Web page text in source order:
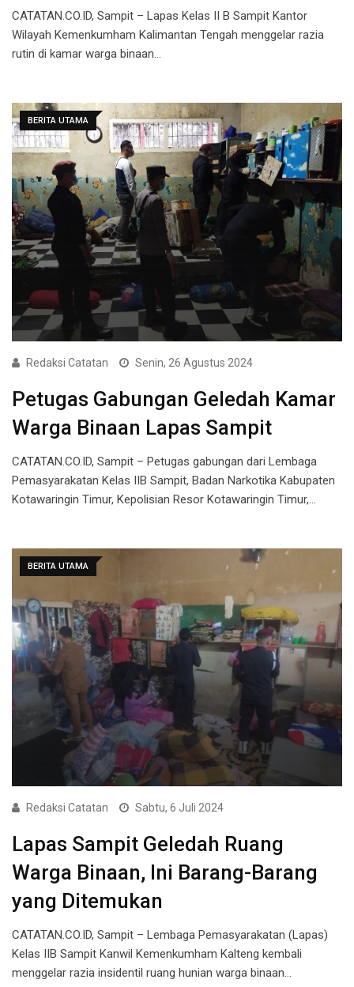
CATATAN.CO.ID, Sampit – Lapas Kelas II B Sampit Kantor
Wilayah Kemenkumham Kalimantan Tengah menggelar razia
rutin di kamar warga binaan…
BERITA UTAMA
Redaksi Catatan Senin, 26 Agustus 2024
Petugas Gabungan Geledah Kamar
Warga Binaan Lapas Sampit
CATATAN.CO.ID, Sampit – Petugas gabungan dari Lembaga
Pemasyarakatan Kelas IIB Sampit, Badan Narkotika Kabupaten
Kotawaringin Timur, Kepolisian Resor Kotawaringin Timur,…
BERITA UTAMA
Redaksi Catatan Sabtu, 6 Juli 2024
Lapas Sampit Geledah Ruang
Warga Binaan, Ini Barang-Barang
yang Ditemukan
CATATAN.CO.ID, Sampit – Lembaga Pemasyarakatan (Lapas)
Kelas IIB Sampit Kanwil Kemenkumham Kalteng kembali
menggelar razia insidentil ruang hunian warga binaan…